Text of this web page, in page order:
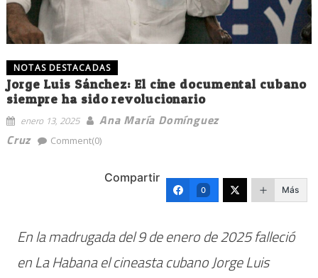
NOTAS DESTACADAS
Jorge Luis Sánchez: El cine documental cubano
siempre ha sido revolucionario
enero 13, 2025
Ana María Domínguez
Cruz
Comment(0)
Compartir
0 Más
En la madrugada del 9 de enero de 2025 falleció
en La Habana el cineasta cubano Jorge Luis